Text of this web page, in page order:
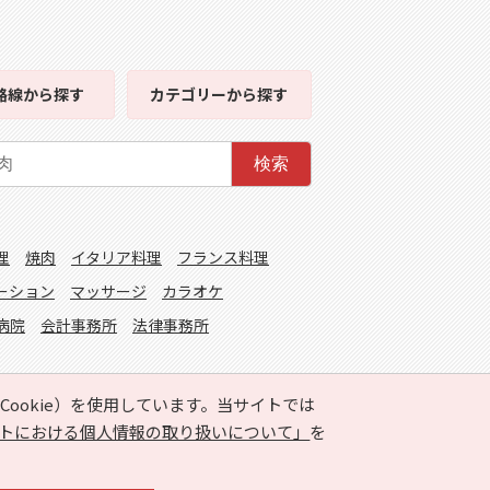
）を使用しています。当サイトでは
における個人情報の取り扱いについて」 を
線から探す カテゴリーから探す
検索
焼肉 イタリア料理
フランス料理
ション マッサージ
カラオケ
院 会計事務所 法律事務所